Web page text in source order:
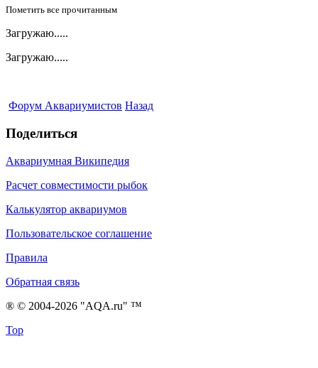
Пометить все прочитанным
Загружаю.....
Загружаю.....
Форум Аквариумистов Назад
Поделиться
Аквариумная Википедия
Расчет совместимости рыбок
Калькулятор аквариумов
Пользовательское соглашение
Правила
Обратная связь
® © 2004-2026 "AQA.ru" ™
Top